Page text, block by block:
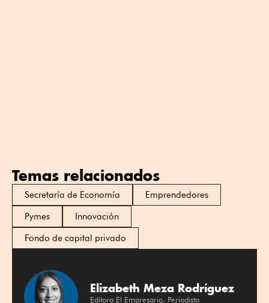
Temas relacionados
Secretaría de Economía
Emprendedores
Pymes
Innovación
Fondo de capital privado
Elizabeth Meza Rodríguez
Editora El Empresario. Periodista